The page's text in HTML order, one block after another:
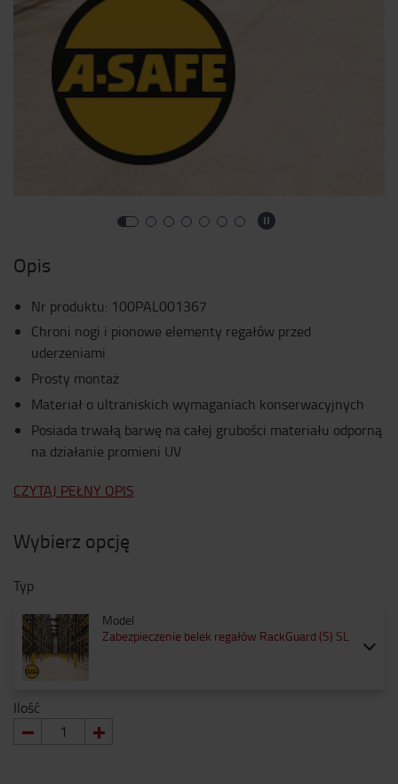
Opis
Nr produktu: 100PAL001367
Chroni nogi i pionowe elementy regałów przed
uderzeniami
Prosty montaż
Materiał o ultraniskich wymaganiach konserwacyjnych
Posiada trwałą barwę na całej grubości materiału odporną
na działanie promieni UV
CZYTAJ PEŁNY OPIS
Wybierz opcję
Typ
Model
Zabezpieczenie belek regałów RackGuard (S) SL
Ilość